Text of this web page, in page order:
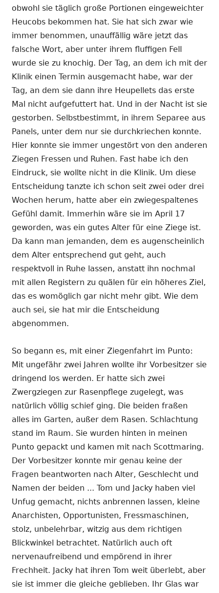
obwohl sie täglich große Portionen eingeweichter
Heucobs bekommen hat. Sie hat sich zwar wie
immer benommen, unauffällig wäre jetzt das
falsche Wort, aber unter ihrem fluffigen Fell
wurde sie zu knochig. Der Tag, an dem ich mit der
Klinik einen Termin ausgemacht habe, war der
Tag, an dem sie dann ihre Heupellets das erste
Mal nicht aufgefuttert hat. Und in der Nacht ist sie
gestorben. Selbstbestimmt, in ihrem Separee aus
Panels, unter dem nur sie durchkriechen konnte.
Hier konnte sie immer ungestört von den anderen
Ziegen Fressen und Ruhen. Fast habe ich den
Eindruck, sie wollte nicht in die Klinik. Um diese
Entscheidung tanzte ich schon seit zwei oder drei
Wochen herum, hatte aber ein zwiegespaltenes
Gefühl damit. Immerhin wäre sie im April 17
geworden, was ein gutes Alter für eine Ziege ist.
Da kann man jemanden, dem es augenscheinlich
dem Alter entsprechend gut geht, auch
respektvoll in Ruhe lassen, anstatt ihn nochmal
mit allen Registern zu quälen für ein höheres Ziel,
das es womöglich gar nicht mehr gibt. Wie dem
auch sei, sie hat mir die Entscheidung
abgenommen.
So begann es, mit einer Ziegenfahrt im Punto:
Mit ungefähr zwei Jahren wollte ihr Vorbesitzer sie
dringend los werden. Er hatte sich zwei
Zwergziegen zur Rasenpflege zugelegt, was
natürlich völlig schief ging. Die beiden fraßen
alles im Garten, außer dem Rasen. Schlachtung
stand im Raum. Sie wurden hinten in meinen
Punto gepackt und kamen mit nach Scottmaring.
Der Vorbesitzer konnte mir genau keine der
Fragen beantworten nach Alter, Geschlecht und
Namen der beiden ... Tom und Jacky haben viel
Unfug gemacht, nichts anbrennen lassen, kleine
Anarchisten, Opportunisten, Fressmaschinen,
stolz, unbelehrbar, witzig aus dem richtigen
Blickwinkel betrachtet. Natürlich auch oft
nervenaufreibend und empörend in ihrer
Frechheit. Jacky hat ihren Tom weit überlebt, aber
sie ist immer die gleiche geblieben. Ihr Glas war